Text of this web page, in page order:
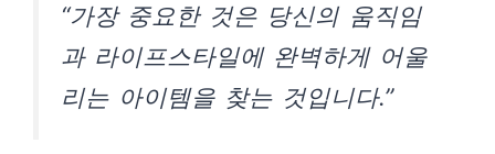
“가장 중요한 것은 당신의 움직임
과 라이프스타일에 완벽하게 어울
리는 아이템을 찾는 것입니다.”